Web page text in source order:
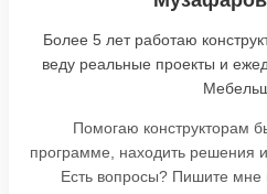
Более 5 лет работаю
веду реальные проекты и
Помогаю конструкторам
программе, находить решения
Есть вопросы? Пишите мне